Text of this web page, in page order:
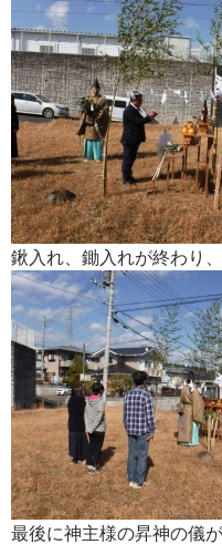
鍬入れ、鋤入れが終わり
最後に神主様の昇神の儀